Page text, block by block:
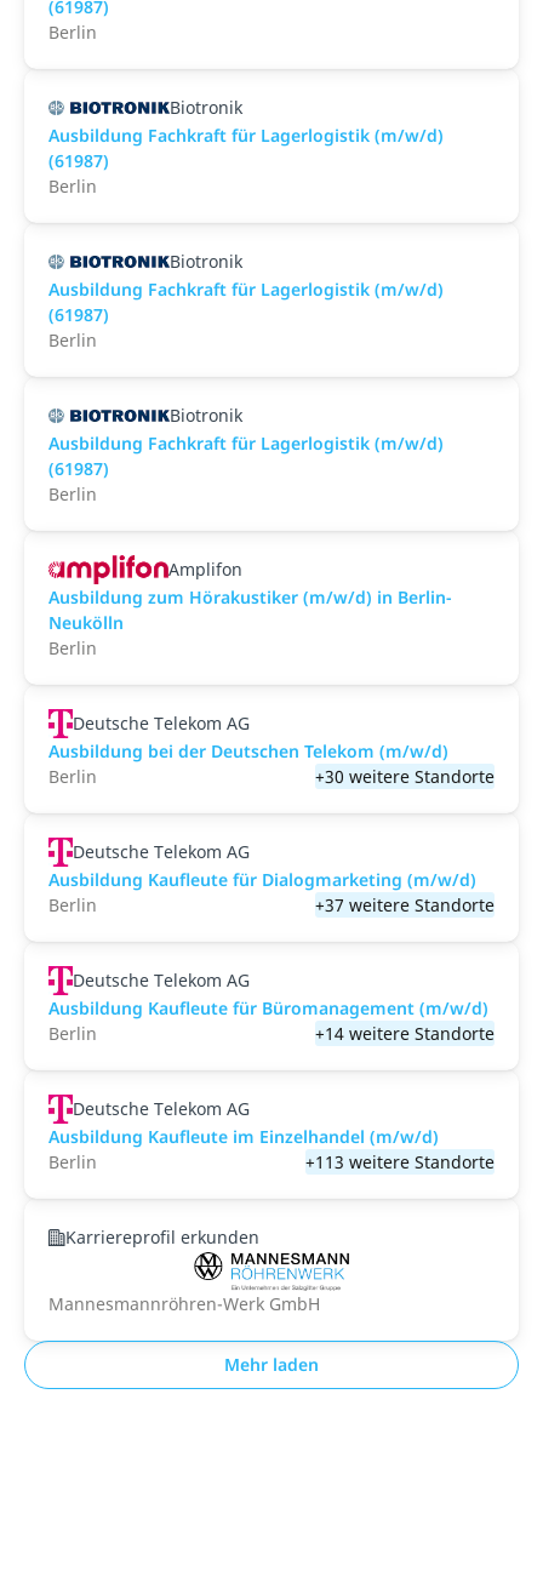
(61987)
Berlin
Biotronik
Ausbildung Fachkraft für Lagerlogistik (m/w/d)
(61987)
Berlin
Biotronik
Ausbildung Fachkraft für Lagerlogistik (m/w/d)
(61987)
Berlin
Biotronik
Ausbildung Fachkraft für Lagerlogistik (m/w/d)
(61987)
Berlin
Amplifon
Ausbildung zum Hörakustiker (m/w/d) in Berlin-
Neukölln
Berlin
Deutsche Telekom AG
Ausbildung bei der Deutschen Telekom (m/w/d)
Berlin
+30 weitere Standorte
Deutsche Telekom AG
Ausbildung Kaufleute für Dialogmarketing (m/w/d)
Berlin
+37 weitere Standorte
Deutsche Telekom AG
Ausbildung Kaufleute für Büromanagement (m/w/d)
Berlin
+14 weitere Standorte
Deutsche Telekom AG
Ausbildung Kaufleute im Einzelhandel (m/w/d)
Berlin
+113 weitere Standorte
Karriereprofil erkunden
Mannesmannröhren-Werk GmbH
Mehr laden